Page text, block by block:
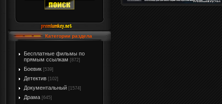
Категории раздела
Бесплатные фильмы по
прямым ссылкам [872]
Боевик [539]
Детектив [102]
Документальный [1574]
Драма [645]